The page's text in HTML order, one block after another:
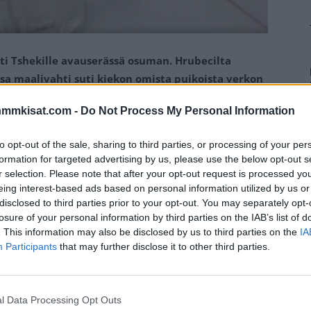
- Do Not Process My Personal Information
opt-out of the sale, sharing to third parties, or processing of your
for targeted advertising by us, please use the below opt-out
selection. Please note that after your opt-out request is processed
interest-based ads based on personal information utilized by us
to third parties prior to your opt-out. You may separately
of your personal information by third parties on the IAB’s list of
This information may also be disclosed by us to third parties on the
Participants that may further disclose it to other third parties.
Data Processing Opt Outs
avauserässä osuman. Hrubecilta
maalivahti suti kiekon omista puikoista verkon
ensimmäisessä erässä sattui ja tapahtui.
ulosajo.
nimiin, joka myöhemmin ensimmäisessä
Rosandic toimitti kiekon maalille ja Tshekin maalivahti
mailallaan kiekkoa allensa, mutta kiekko valui
perukoille.
Mainos: